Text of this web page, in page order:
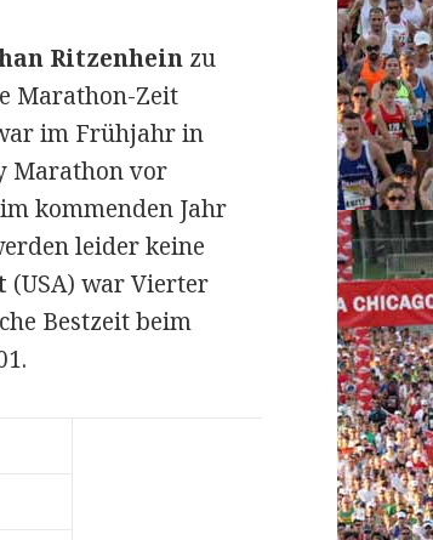
Ritzenhein zu
Marathon-Zeit
im Frühjahr in
Marathon vor
kommenden Jahr
leider keine
(USA) war Vierter
Bestzeit beim